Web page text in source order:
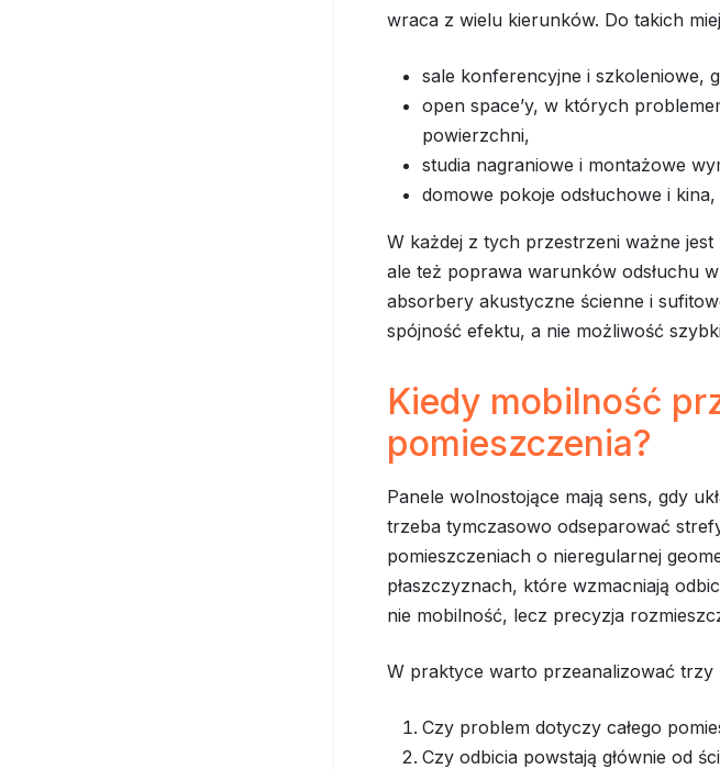
wraca z wielu kierunków. Do takich
sale konferencyjne i szkoleniowe,
open space’y, w których
powierzchni,
studia nagraniowe i montażowe
domowe pokoje odsłuchowe i
W każdej z tych przestrzeni ważne jest
ale też poprawa warunków odsłuchu
absorbery akustyczne ścienne i
spójność efektu, a nie możliwość
Kiedy mobilność
pomieszczenia?
Panele wolnostojące mają sens, gdy
trzeba tymczasowo odseparować
pomieszczeniach o nieregularnej
płaszczyznach, które wzmacniają
nie mobilność, lecz precyzja
W praktyce warto przeanalizować
Czy problem dotyczy całego
Czy odbicia powstają głównie od